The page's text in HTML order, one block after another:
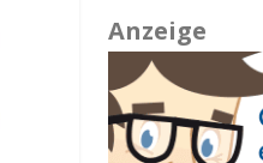
Anzeige